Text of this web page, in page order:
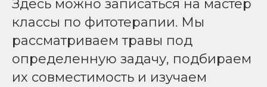
Здесь можно записаться на мастер
классы по фитотерапии. Мы
рассматриваем травы под
определенную задачу, подбираем
их совместимость и изучаем